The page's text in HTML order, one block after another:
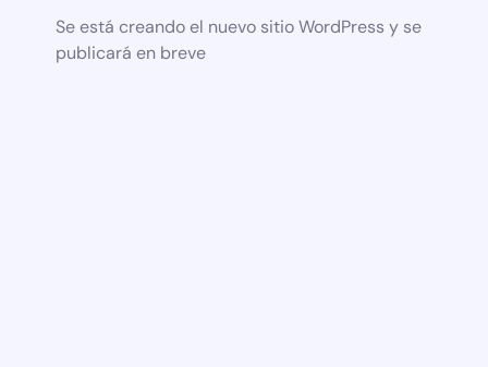
Se está creando el nuevo sitio WordPress y se
publicará en breve